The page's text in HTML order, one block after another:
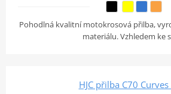
Pohodlná kvalitní motokrosová přilba,
materiálu. Vzhledem ke
HJC přilba C70 Curves